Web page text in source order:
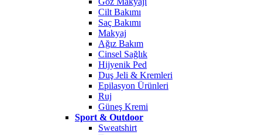
Cilt Bakımı
Saç Bakımı
Makyaj
Ağız Bakım
Cinsel Sağlık
Hijyenik Ped
Duş Jeli & Kremleri
Epilasyon Ürünleri
Ruj
Güneş Kremi
Sport & Outdoor
Sweatshirt